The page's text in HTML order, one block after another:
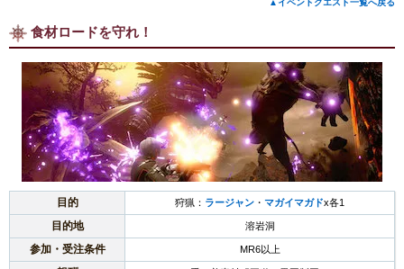
食材ロードを守れ！
目的 狩猟： ラージャン ・ マガイマガドx各1
目的地 溶岩洞
参加・受注条件 MR6以上